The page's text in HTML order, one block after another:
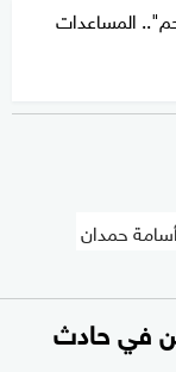
المساعدات
حمدان
في حادث